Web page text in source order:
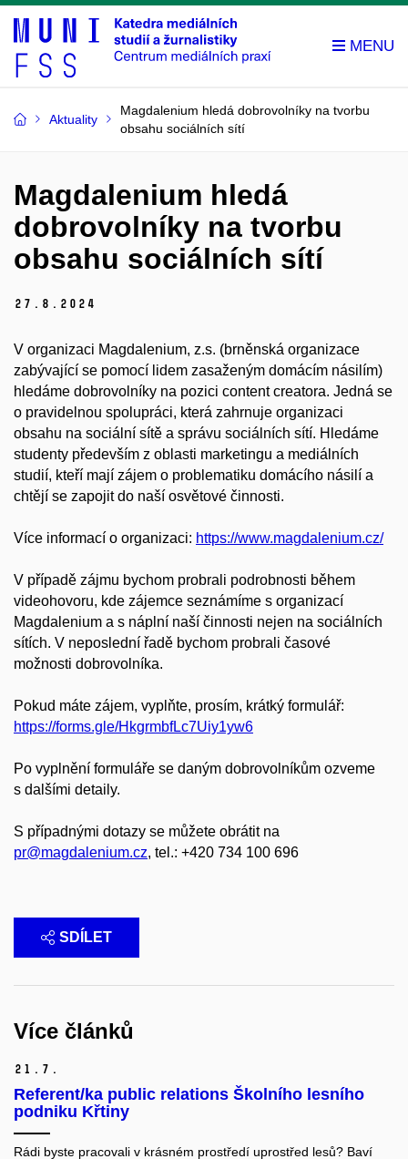
Aktuality
Magdalenium hledá dobrovolníky na tvorbu
obsahu sociálních sítí
Magdalenium hledá
dobrovolníky na tvorbu
obsahu sociálních sítí
27. 8. 2024
V organizaci Magdalenium, z.s. (brněnská organizace
zabývající se pomocí lidem zasaženým domácím násilím)
hledáme dobrovolníky na pozici contentcreatora. Jedná se
o pravidelnou spolupráci, která zahrnuje organizaci
obsahu na sociální sítě a správu sociálních sítí. Hledáme
studenty především z oblasti marketingu a mediálních
studií, kteří mají zájem o problematiku domácího násilí a
chtějí se zapojit do naší osvětové činnosti.
Více informací o organizaci: https://www.magdalenium.cz/
V případě zájmu bychom probrali podrobnosti během
videohovoru, kde zájemce seznámíme s organizací
Magdalenium a s náplní naší činnosti nejen na sociálních
sítích. V neposlední řadě bychom probrali časové
možnosti dobrovolníka.
Pokud máte zájem, vyplňte, prosím, krátký formulář:
https://forms.gle/HkgrmbfLc7Uiy1yw6
Po vyplnění formuláře se daným dobrovolníkům ozveme
s dalšími detaily.
S případnými dotazy se můžete obrátit na
pr@magdalenium.cz, tel.: +420 734 100 696
SDÍLET
Více článků
21. 7.
Referent/ka public relations Školního lesního
podniku Křtiny
Rádi byste pracovali v krásném prostředí uprostřed lesů? Baví